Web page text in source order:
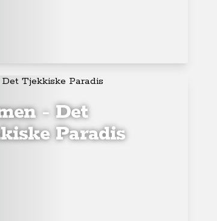
- Det
Paradis